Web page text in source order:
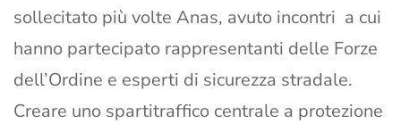
sollecitato più volte Anas, avuto incontri a cui
hanno partecipato rappresentanti delle Forze
dell’Ordine e esperti di sicurezza stradale.
Creare uno spartitraffico centrale a protezione